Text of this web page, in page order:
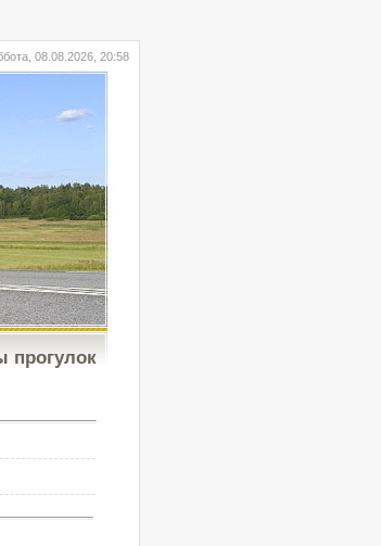
08.08.2026, 20:58
прогулок